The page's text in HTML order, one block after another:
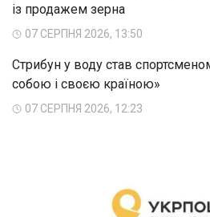
із продажем зерна
07 СЕРПНЯ 2026, 13:50
Стрибун у воду став
собою і своєю країною»
07 СЕРПНЯ 2026, 12:23